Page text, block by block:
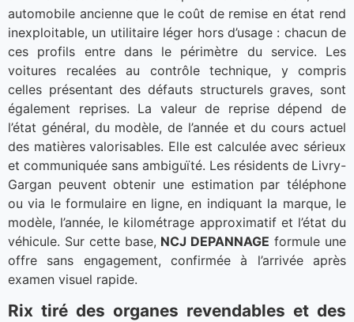
automobile ancienne que le coût de remise en état rend
inexploitable, un utilitaire léger hors d’usage : chacun de
ces profils entre dans le périmètre du service. Les
voitures recalées au contrôle technique, y compris
celles présentant des défauts structurels graves, sont
également reprises. La valeur de reprise dépend de
l’état général, du modèle, de l’année et du cours actuel
des matières valorisables. Elle est calculée avec sérieux
et communiquée sans ambiguïté. Les résidents de Livry-
Gargan peuvent obtenir une estimation par téléphone
ou via le formulaire en ligne, en indiquant la marque, le
modèle, l’année, le kilométrage approximatif et l’état du
véhicule. Sur cette base, NCJ DEPANNAGE formule une
offre sans engagement, confirmée à l’arrivée après
examen visuel rapide.
Rix tiré des organes revendables et des